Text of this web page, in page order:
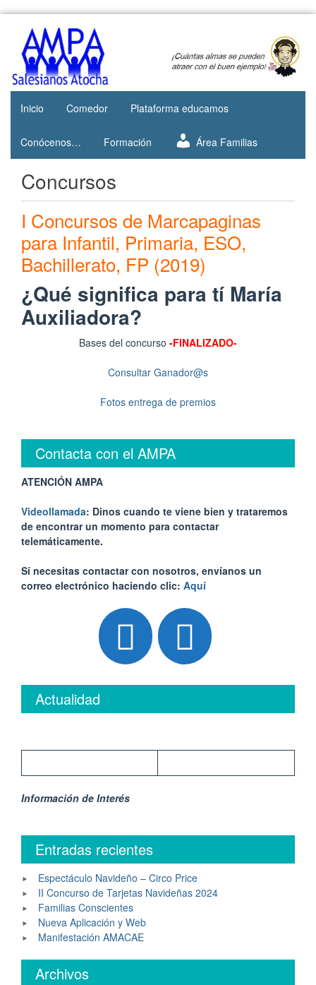
contentAMPA
Salesianos
Atocha
Web del
AMPA del
Colegio
Salesianos
de Atocha
Inicio
Comedor Plataforma educamos
Conócenos… Formación Área Familias
Concursos
I Concursos de Marcapaginas
para Infantil, Primaria, ESO,
Bachillerato, FP (2019)
¿Qué significa para tí María
Auxiliadora?
Bases del concurso -FINALIZADO-
Consultar Ganador@s
Fotos entrega de premios
Contacta con el AMPA
ATENCIÓN AMPA
Videollamada: Dinos cuando te viene bien y trataremos
de encontrar un momento para contactar
telemáticamente.
Sí necesitas contactar con nosotros, envíanos un
correo electrónico haciendo clic: Aquí
Actualidad
Información de Interés
Entradas recientes
Espectáculo Navideño – Circo Price
II Concurso de Tarjetas Navideñas 2024
Familias Conscientes
Nueva Aplicación y Web
Manifestación AMACAE
Archivos